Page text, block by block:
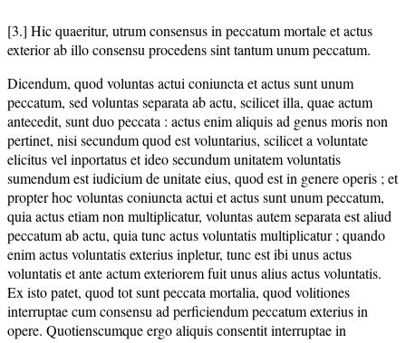
[3.] Hic quaeritur, utrum consensus in peccatum mortale et actus
exterior ab illo consensu procedens sint tantum unum peccatum.
Dicendum, quod voluntas actui coniuncta et actus sunt unum
peccatum, sed voluntas separata ab actu, scilicet illa, quae actum
antecedit, sunt duo peccata : actus enim aliquis ad genus moris non
pertinet, nisi secundum quod est voluntarius, scilicet a voluntate
elicitus vel inportatus et ideo secundum unitatem voluntatis
sumendum est iudicium de unitate eius, quod est in genere operis ; et
propter hoc voluntas coniuncta actui et actus sunt unum peccatum,
quia actus etiam non multiplicatur, voluntas autem separata est aliud
peccatum ab actu, quia tunc actus voluntatis multiplicatur ; quando
enim actus voluntatis exterius inpletur, tunc est ibi unus actus
voluntatis et ante actum exteriorem fuit unus alius actus voluntatis.
Ex isto patet, quod tot sunt peccata mortalia, quod volitiones
interruptae cum consensu ad perficiendum peccatum exterius in
opere. Quotienscumque ergo aliquis consentit interruptae in